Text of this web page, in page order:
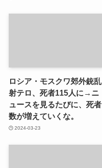
ロシア・モスクワ郊外銃乱
射テロ、死者115人に→ニ
ュースを見るたびに、死者
数が増えていくな。
2024-03-23